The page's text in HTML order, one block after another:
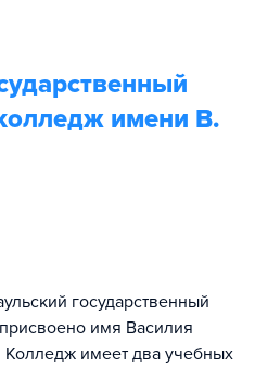
имени В.
государственный
имя Василия
Колледж имеет два учебных